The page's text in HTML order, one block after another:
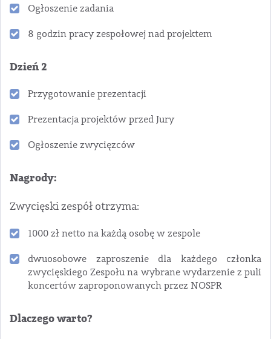
Ogłoszenie zadania
8 godzin pracy zespołowej nad projektem
Dzień 2
Przygotowanie prezentacji
Prezentacja projektów przed Jury
Ogłoszenie zwycięzców
Nagrody:
Zwycięski zespół otrzyma:
1000 zł netto na każdą osobę w zespole
dwuosobowe zaproszenie dla każdego członka
zwycięskiego Zespołu na wybrane wydarzenie z puli
koncertów zaproponowanych przez NOSPR
Dlaczego warto?